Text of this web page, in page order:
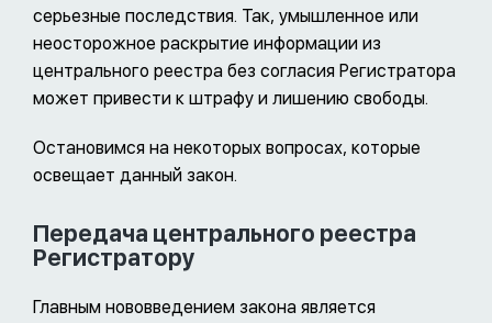
серьезные последствия. Так, умышленное или
неосторожное раскрытие информации из
центрального реестра без согласия Регистратора
может привести к штрафу и лишению свободы.
Остановимся на некоторых вопросах, которые
освещает данный закон.
Передача центрального реестра
Регистратору
Главным нововведением закона является